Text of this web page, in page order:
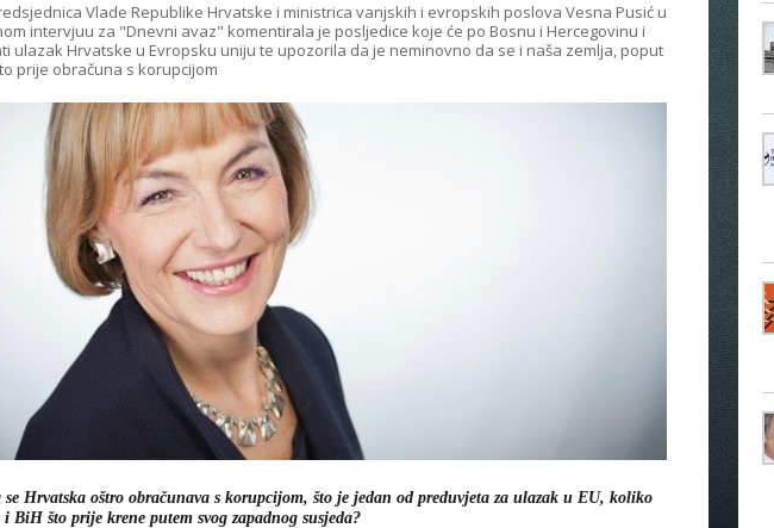
Vlade Republike Hrvatske i ministrica vanjskih i evropskih poslova Vesna Pusić u
intervjuu za "Dnevni avaz" komentirala je posljedice koje će po Bosnu i Hercegovinu i
ulazak Hrvatske u Evropsku uniju te upozorila da je neminovno da se i naša zemlja, poput
prije obračuna s korupcijom
Hrvatska oštro obračunava s korupcijom, što je jedan od preduvjeta za ulazak u EU, koliko
BiH što prije krene putem svog zapadnog susjeda?